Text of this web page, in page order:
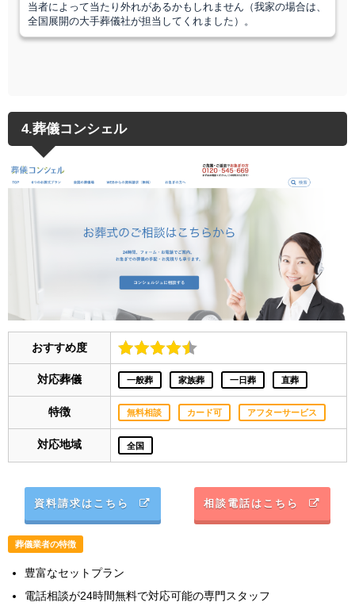
当者によって当たり外れがあるかもしれません（我家の場合は、
全国展開の大手葬儀社が担当してくれました）。
4.葬儀コンシェル
おすすめ度
対応葬儀 一般葬 家族葬 一日葬 直葬
特徴 無料相談 カード可 アフターサービス
対応地域 全国
資料請求はこちら 相談電話はこちら
葬儀業者の特徴
豊富なセットプラン
電話相談が24時間無料で対応可能の専門スタッフ